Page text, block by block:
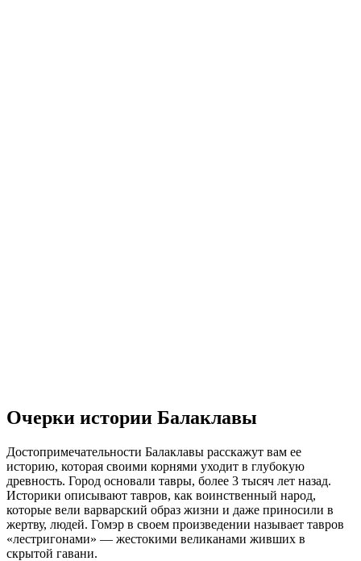
Очерки истории Балаклавы
Достопримечательности Балаклавы расскажут вам ее
историю, которая своими корнями уходит в глубокую
древность. Город основали тавры, более 3 тысяч лет назад.
Историки описывают тавров, как воинственный народ,
которые вели варварский образ жизни и даже приносили в
жертву, людей. Гомэр в своем произведении называет тавров
«лестригонами» — жестокими великанами живших в
скрытой гавани.